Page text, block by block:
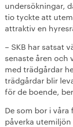
undersökningar,
tio tyckte att
attraktiv en
– SKB har satsat
senaste åren och
med trädgårdar
trädgårdar blir
för de boende,
De som bor i
påverka